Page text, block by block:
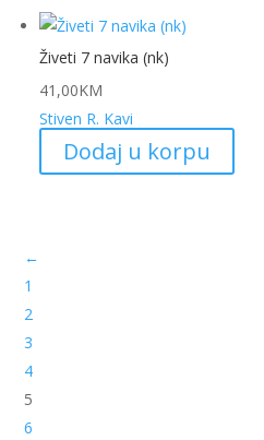
Živeti 7 navika (nk)
41,00KM
Stiven R. Kavi
Dodaj u korpu
←
1
2
3
4
5
6